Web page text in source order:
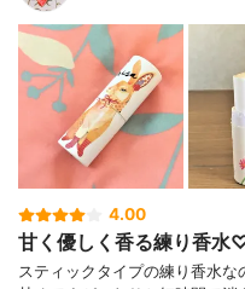
4.00
甘く優しく香る練り香水
スティックタイプの練り香水